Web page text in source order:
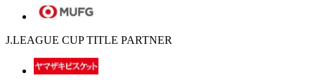
J.LEAGUE CUP TITLE PARTNER